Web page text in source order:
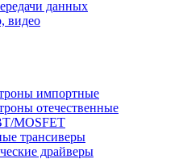
данных
видео
импортные
отечественные
MOSFET
трансиверы
драйверы